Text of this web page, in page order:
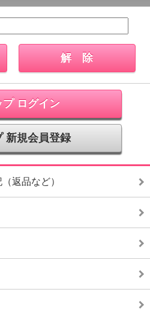
プ ログイン
新規会員登録
返品など）